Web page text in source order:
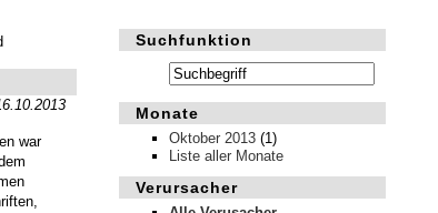
Suchfunktion
Monate
Oktober 2013 (1)
Liste aller Monate
Verursacher
war